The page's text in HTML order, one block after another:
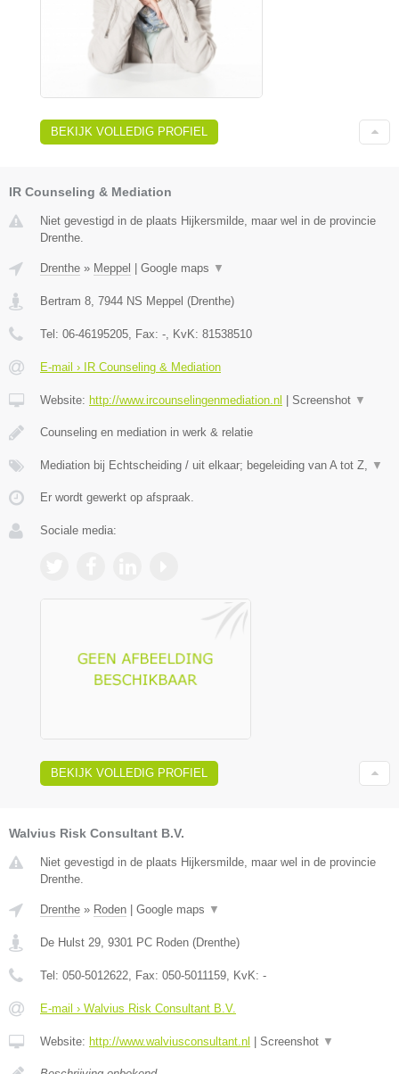
BEKIJK VOLLEDIG PROFIEL
IR Counseling & Mediation
Niet gevestigd in de plaats Hijkersmilde, maar wel in de provincie
Drenthe.
Drenthe » Meppel Google maps ▼
Bertram 8 7944 NS Meppel (Drenthe)
Tel: 06-46195205 , Fax: - , KvK: 81538510
E-mail › IR Counseling & Mediation
Website: http://www.ircounselingenmediation.nl Screenshot ▼
Counseling en mediation in werk & relatie
Mediation bij Echtscheiding / uit elkaar; begeleiding van A tot Z, ▼
Er wordt gewerkt op afspraak.
Sociale media:
BEKIJK VOLLEDIG PROFIEL
Walvius Risk Consultant B.V.
Niet gevestigd in de plaats Hijkersmilde, maar wel in de provincie
Drenthe.
Drenthe » Roden Google maps ▼
De Hulst 29, 9301 PC Roden (Drenthe)
Tel: 050-5012622, Fax: 050-5011159, KvK: -
E-mail › Walvius Risk Consultant B.V.
Website: http://www.walviusconsultant.nl Screenshot ▼